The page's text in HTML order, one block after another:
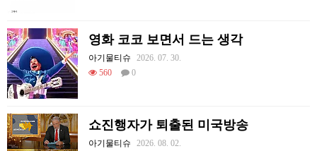
영화 코코 보면서 드는 생각
아기물티슈
2026. 07. 30.
560
0
쇼진행자가 퇴출된 미국방송
아기물티슈
2026. 08. 02.